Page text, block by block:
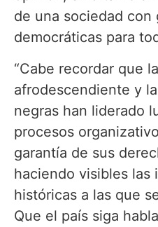
de una sociedad con
democráticas para
“Cabe recordar que
afrodescendiente y
negras han liderado
procesos
garantía de sus
haciendo visibles las
históricas a las que
Que el país siga